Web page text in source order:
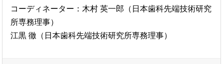
コーディネーター：木村 英一郎（日本歯科先端技術研究
所専務理事）
江黒 徹（日本歯科先端技術研究所専務理事）